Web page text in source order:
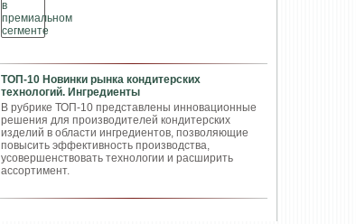
ТОП-10 Новинки рынка кондитерских
технологий. Ингредиенты
В рубрике ТОП-10 представлены инновационные
решения для производителей кондитерских
изделий в области ингредиентов, позволяющие
повысить эффективность производства,
усовершенствовать технологии и расширить
ассортимент.